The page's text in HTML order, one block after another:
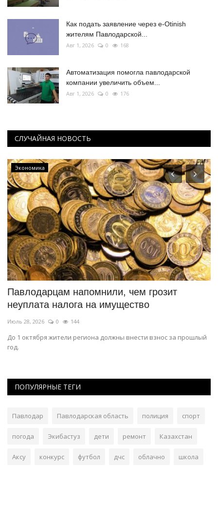
Как подать заявление через e-Otinish
жителям Павлодарской...
Авг 1, 2026 0 168
Автоматизация помогла павлодарской
компании увеличить объем...
Авг 1, 2026 0 176
СЛУЧАЙНАЯ НОВОСТЬ
Экономика
Павлодарцам напомнили, чем грозит
неуплата налога на имущество
Июль 28, 2026 0 144
До 1 октября жители региона должны внести взнос за прошлый
год.
ПОПУЛЯРНЫЕ ТЕГИ
Павлодар Павлодарская область полиция спорт
погода Экибастуз дети ремонт Казахстан
Аксу конкурс футбол дчс облачно школа